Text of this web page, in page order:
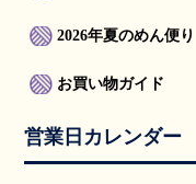
2026年夏のめん便り
お買い物ガイド
営業日カレンダー